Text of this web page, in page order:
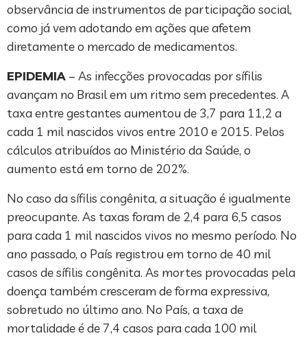
observância de instrumentos de participação social,
como já vem adotando em ações que afetem
diretamente o mercado de medicamentos.
EPIDEMIA – As infecções provocadas por sífilis
avançam no Brasil em um ritmo sem precedentes. A
taxa entre gestantes aumentou de 3,7 para 11,2 a
cada 1 mil nascidos vivos entre 2010 e 2015. Pelos
cálculos atribuídos ao Ministério da Saúde, o
aumento está em torno de 202%.
No caso da sífilis congênita, a situação é igualmente
preocupante. As taxas foram de 2,4 para 6,5 casos
para cada 1 mil nascidos vivos no mesmo período. No
ano passado, o País registrou em torno de 40 mil
casos de sífilis congênita. As mortes provocadas pela
doença também cresceram de forma expressiva,
sobretudo no último ano. No País, a taxa de
mortalidade é de 7,4 casos para cada 100 mil